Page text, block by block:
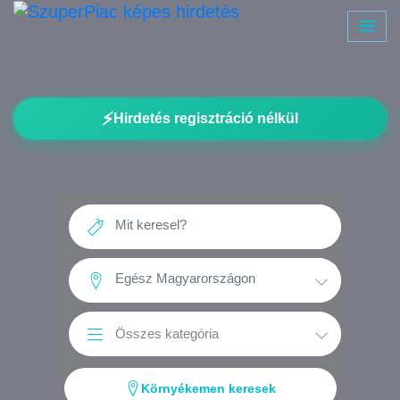
⚡Hirdetés regisztráció nélkül
Környékemen keresek